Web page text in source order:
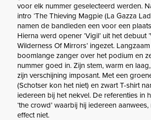
voor elk nummer geselecteerd werden.
intro ‘The Thieving Magpie (La Gazza
namen de bandleden een voor een
Hierna werd opener ‘Vigil’ uit het debuut
Wilderness Of Mirrors’ ingezet.
boomlange zanger over het podium en
nummer goed in. Zijn stem, warm en
zijn verschijning imposant. Met een
(Schotser kon het niet) en zwart T-shirt
iedereen bij het nekvel. De referenties in
‘the crowd’ waarbij hij iedereen
effect niet.